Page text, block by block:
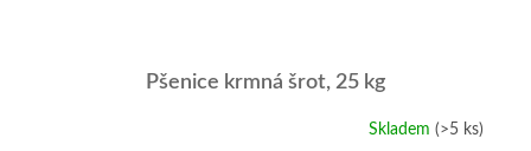
Pšenice krmná šrot, 25 kg
Skladem (>5 ks)